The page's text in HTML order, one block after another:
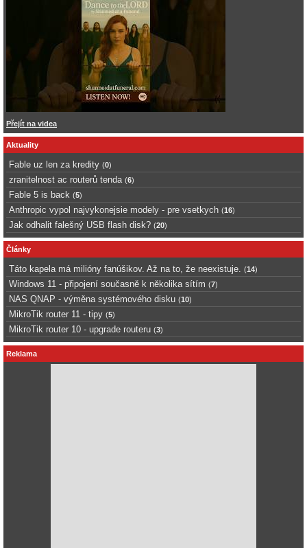
Přejít na videa
Aktuality
Fable uz len za kredity (0)
zranitelnost ac routerů tenda (6)
Fable 5 is back (5)
Anthropic vypol najvykonejsie modely - pre vsetkych (16)
Jak odhalit falešný USB flash disk? (20)
Články
Táto kapela má milióny fanúšikov. Až na to, že neexistuje. (14)
Windows 11 - připojení současně k několika sítím (7)
NAS QNAP - výměna systémového disku (10)
MikroTik router 11 - tipy (5)
MikroTik router 10 - upgrade routeru (3)
Reklama